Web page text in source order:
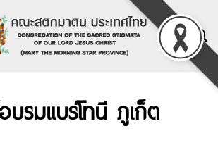
รมแบร์โทนี ภูเก็ต